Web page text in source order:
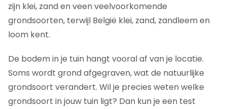
zijn klei, zand en veen veelvoorkomende
grondsoorten, terwijl België klei, zand, zandleem en
loom kent.
De bodem in je tuin hangt vooral af van je locatie.
Soms wordt grond afgegraven, wat de natuurlijke
grondsoort verandert. Wil je precies weten welke
grondsoort in jouw tuin ligt? Dan kun je een test